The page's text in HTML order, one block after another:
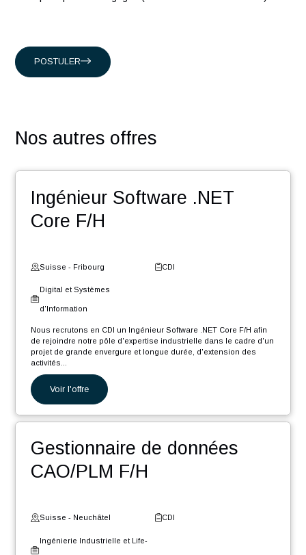
En rejoignant nos équipes vous découvrirez :
Des challenges pour contribuer au développement de
Des événements : team building, meet-up, workshop,
Winter Event …
Une entreprise certifiée @HappyAtWork et ayant une
politique RSE engagée (médaille d’or Ecovadis2023)
POSTULER
Nos autres offres
Ingénieur Software .NET
Core F/H